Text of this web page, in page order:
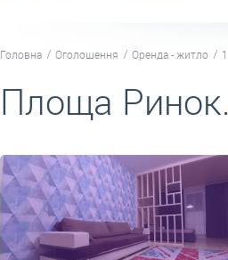
Головна Оголошення Оренда - житло
Площа